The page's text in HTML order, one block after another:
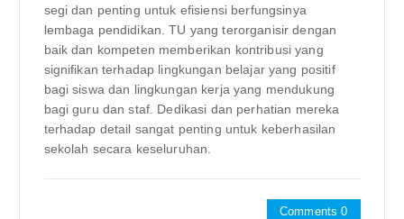
segi dan penting untuk efisiensi berfungsinya
lembaga pendidikan. TU yang terorganisir dengan
baik dan kompeten memberikan kontribusi yang
signifikan terhadap lingkungan belajar yang positif
bagi siswa dan lingkungan kerja yang mendukung
bagi guru dan staf. Dedikasi dan perhatian mereka
terhadap detail sangat penting untuk keberhasilan
sekolah secara keseluruhan.
Comments 0